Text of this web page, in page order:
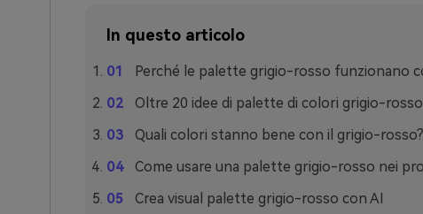
In questo articolo
Perché le palette grigio-rosso funzionano
Oltre 20 idee di palette di colori grigio-
Quali colori stanno bene con il grigio-rosso?
Come usare una palette grigio-rosso nei
Crea visual palette grigio-rosso con AI